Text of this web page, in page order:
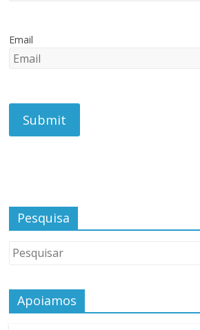
Email
Pesquisa
Apoiamos